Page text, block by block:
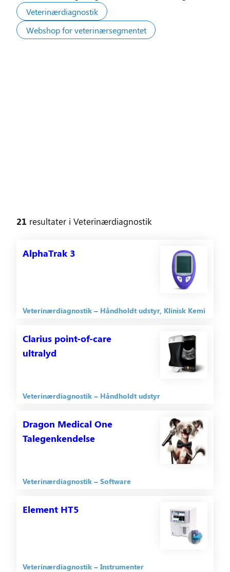
Veterinærdiagnostik
Webshop for veterinærsegmentet
21 resultater i Veterinærdiagnostik
AlphaTrak 3
Veterinærdiagnostik Håndholdt udstyr Klinisk Kemi
Clarius point-of-care
ultralyd
Veterinærdiagnostik Håndholdt udstyr
Dragon Medical One
Talegenkendelse
Veterinærdiagnostik Software
Element HT5
Veterinærdiagnostik Instrumenter